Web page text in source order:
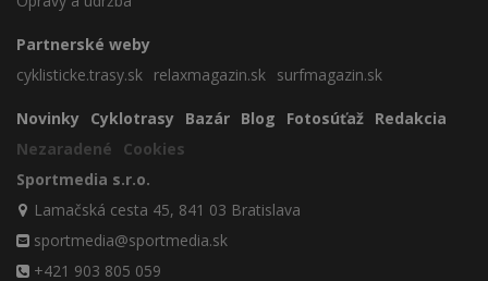
Partnerské weby
cyklisticke.trasy.sk relaxmagazin.sk surfmagazin.sk
Novinky Cyklotrasy Bazár Blog Fotosúťaž Redakcia
Nezaradené
Cookies
Sportmedia s.r.o.
Lamačská cesta 45, 841 03 Bratislava
sportmedia@sportmedia.sk
+421 903 805 059